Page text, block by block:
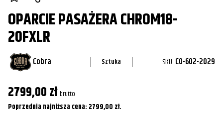
OPARCIE PASAŻERA CHROM18-
20FXLR
Cobra Sztuka SKU: CO-602-2029
2799,00zł brutto
Poprzednia najniższa cena: 2799,00 zł.